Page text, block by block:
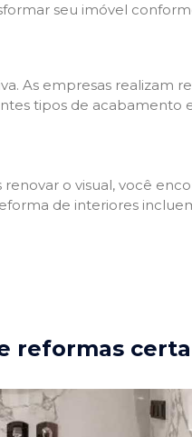
seu imóvel
As empresas realizam
tipos de
o visual, você
de interiores
reformas